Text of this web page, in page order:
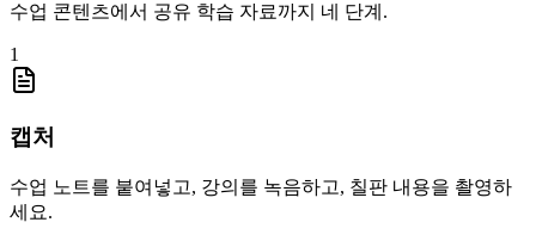
수업 콘텐츠에서 공유 학습 자료까지 네 단계.
1
캡처
수업 노트를 붙여넣고, 강의를 녹음하고, 칠판 내용을 촬영하
세요.